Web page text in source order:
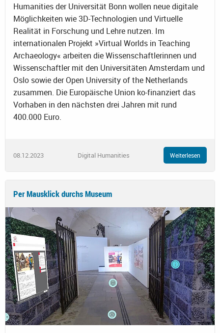
Humanities der Universität Bonn wollen neue digitale
Möglichkeiten wie 3D-Technologien und Virtuelle
Realität in Forschung und Lehre nutzen. Im
internationalen Projekt »Virtual Worlds in Teaching
Archaeology« arbeiten die Wissenschaftlerinnen und
Wissenschaftler mit den Universitäten Amsterdam und
Oslo sowie der Open University of the Netherlands
zusammen. Die Europäische Union ko-finanziert das
Vorhaben in den nächsten drei Jahren mit rund
400.000 Euro.
08.12.2023 Digital Humanities Weiterlesen
Per Mausklick durchs Museum